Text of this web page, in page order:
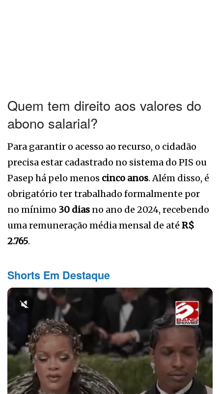
Quem tem direito aos valores do
abono salarial?
Para garantir o acesso ao recurso, o cidadão
precisa estar cadastrado no sistema do PIS ou
Pasep há pelo menos cinco anos. Além disso, é
obrigatório ter trabalhado formalmente por
no mínimo 30 dias no ano de 2024, recebendo
uma remuneração média mensal de até R$
2.765.
Shorts Em Destaque